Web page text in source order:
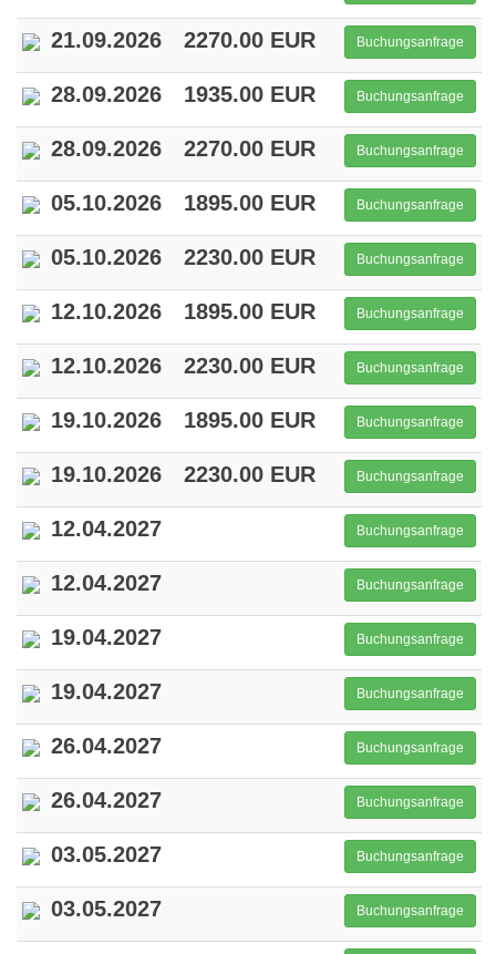
21.09.2026 2270.00 EUR Buchungsanfrage
28.09.2026 1935.00 EUR Buchungsanfrage
28.09.2026 2270.00 EUR Buchungsanfrage
05.10.2026 1895.00 EUR Buchungsanfrage
05.10.2026 2230.00 EUR Buchungsanfrage
12.10.2026 1895.00 EUR Buchungsanfrage
12.10.2026 2230.00 EUR Buchungsanfrage
19.10.2026 1895.00 EUR Buchungsanfrage
19.10.2026 2230.00 EUR Buchungsanfrage
12.04.2027 Buchungsanfrage
12.04.2027 Buchungsanfrage
19.04.2027 Buchungsanfrage
19.04.2027 Buchungsanfrage
26.04.2027 Buchungsanfrage
26.04.2027 Buchungsanfrage
03.05.2027 Buchungsanfrage
03.05.2027 Buchungsanfrage